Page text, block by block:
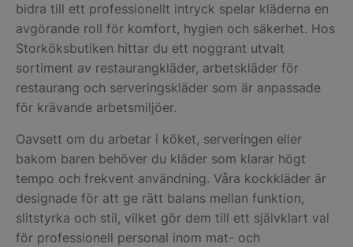
bidra till ett professionellt intryck spelar kläderna en
avgörande roll för komfort, hygien och säkerhet. Hos
Storköksbutiken hittar du ett noggrant utvalt
sortiment av restaurangkläder, arbetskläder för
restaurang och serveringskläder som är anpassade
för krävande arbetsmiljöer.
Oavsett om du arbetar i köket, serveringen eller
bakom baren behöver du kläder som klarar högt
tempo och frekvent användning. Våra kockkläder är
designade för att ge rätt balans mellan funktion,
slitstyrka och stil, vilket gör dem till ett självklart val
för professionell personal inom mat- och